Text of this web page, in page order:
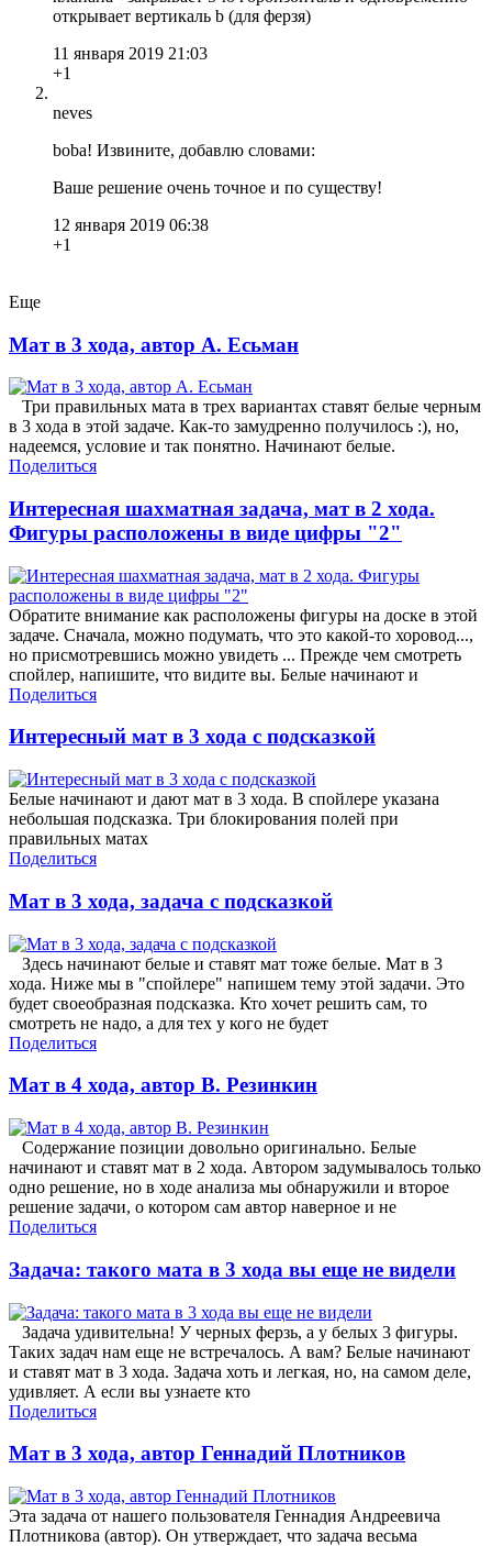
открывает вертикаль b (для ферзя)
11 января 2019 21:03
+1
neves
boba! Извините, добавлю словами:
Ваше решение очень точное и по существу!
12 января 2019 06:38
+1
Еще
Мат в 3 хода, автор А. Есьман
Три правильных мата в трех вариантах ставят белые черным
в 3 хода в этой задаче. Как-то замудренно получилось :), но,
надеемся, условие и так понятно. Начинают белые.
Поделиться
Интересная шахматная задача, мат в 2 хода.
Фигуры расположены в виде цифры "2"
Обратите внимание как расположены фигуры на доске в этой
задаче. Сначала, можно подумать, что это какой-то хоровод...,
но присмотревшись можно увидеть ... Прежде чем смотреть
спойлер, напишите, что видите вы. Белые начинают и
Поделиться
Интересный мат в 3 хода с подсказкой
Белые начинают и дают мат в 3 хода. В спойлере указана
небольшая подсказка. Три блокирования полей при
правильных матах
Поделиться
Мат в 3 хода, задача с подсказкой
Здесь начинают белые и ставят мат тоже белые. Мат в 3
хода. Ниже мы в "спойлере" напишем тему этой задачи. Это
будет своеобразная подсказка. Кто хочет решить сам, то
смотреть не надо, а для тех у кого не будет
Поделиться
Мат в 4 хода, автор В. Резинкин
Содержание позиции довольно оригинально. Белые
начинают и ставят мат в 2 хода. Автором задумывалось только
одно решение, но в ходе анализа мы обнаружили и второе
решение задачи, о котором сам автор наверное и не
Поделиться
Задача: такого мата в 3 хода вы еще не видели
Задача удивительна! У черных ферзь, а у белых 3 фигуры.
Таких задач нам еще не встречалось. А вам? Белые начинают
и ставят мат в 3 хода. Задача хоть и легкая, но, на самом деле,
удивляет. А если вы узнаете кто
Поделиться
Мат в 3 хода, автор Геннадий Плотников
Эта задача от нашего пользователя Геннадия Андреевича
Плотникова (автор). Он утверждает, что задача весьма